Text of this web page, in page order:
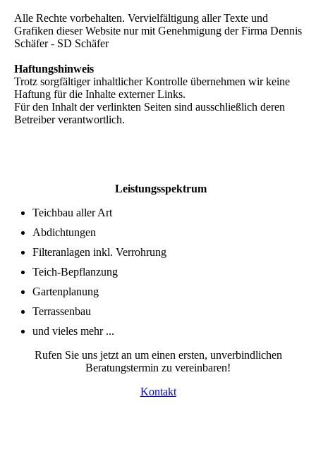
Alle Rechte vorbehalten. Vervielfältigung aller Texte und
Grafiken dieser Website nur mit Genehmigung der Firma Dennis
Schäfer - SD Schäfer
Haftungshinweis
Trotz sorgfältiger inhaltlicher Kontrolle übernehmen wir keine
Haftung für die Inhalte externer Links.
Für den Inhalt der verlinkten Seiten sind ausschließlich deren
Betreiber verantwortlich.
Leistungsspektrum
Teichbau aller Art
Abdichtungen
Filteranlagen inkl. Verrohrung
Teich-Bepflanzung
Gartenplanung
Terrassenbau
und vieles mehr ...
Rufen Sie uns jetzt an um einen ersten, unverbindlichen
Beratungstermin zu vereinbaren!
Kontakt